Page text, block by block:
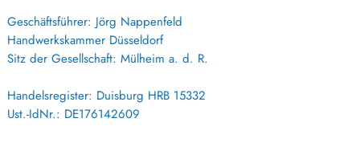
Geschäftsführer: Jörg Nappenfeld
Handwerkskammer Düsseldorf
Sitz der Gesellschaft: Mülheim a. d. R.
Handelsregister: Duisburg HRB 15332
Ust.-IdNr.: DE176142609